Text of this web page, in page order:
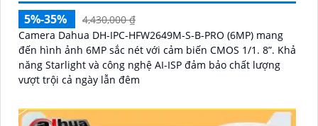
5%-35%
4,430,000 ₫
Camera Dahua DH-IPC-HFW2649M-S-B-PRO (6MP) mang
đến hình ảnh 6MP sắc nét với cảm biến CMOS 1/1. 8”. Khả
năng Starlight và công nghệ AI-ISP đảm bảo chất lượng
vượt trội cả ngày lẫn đêm